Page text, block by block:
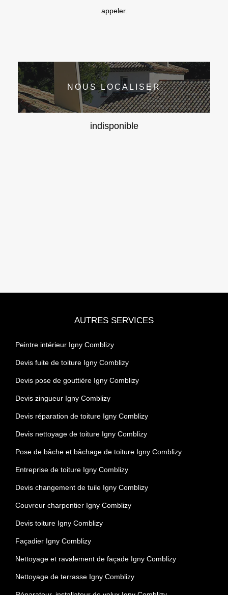
appeler.
NOUS LOCALISER
indisponible
AUTRES SERVICES
Peintre intérieur Igny Comblizy
Devis fuite de toiture Igny Comblizy
Devis pose de gouttière Igny Comblizy
Devis zingueur Igny Comblizy
Devis réparation de toiture Igny Comblizy
Devis nettoyage de toiture Igny Comblizy
Pose de bâche et bâchage de toiture Igny Comblizy
Entreprise de toiture Igny Comblizy
Devis changement de tuile Igny Comblizy
Couvreur charpentier Igny Comblizy
Devis toiture Igny Comblizy
Façadier Igny Comblizy
Nettoyage et ravalement de façade Igny Comblizy
Nettoyage de terrasse Igny Comblizy